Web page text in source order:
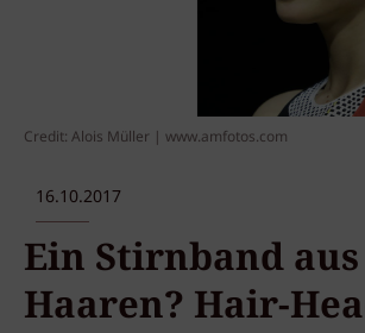
Credit: Alois Müller | www.amfotos.com
16.10.2017
Ein Stirnband aus
Haaren? Hair-